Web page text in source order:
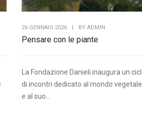
26 GENNAIO 2026 | BY ADMIN
Pensare con le piante
La Fondazione Danieli inaugura un
di incontri dedicato al mondo vegetale
e al suo...